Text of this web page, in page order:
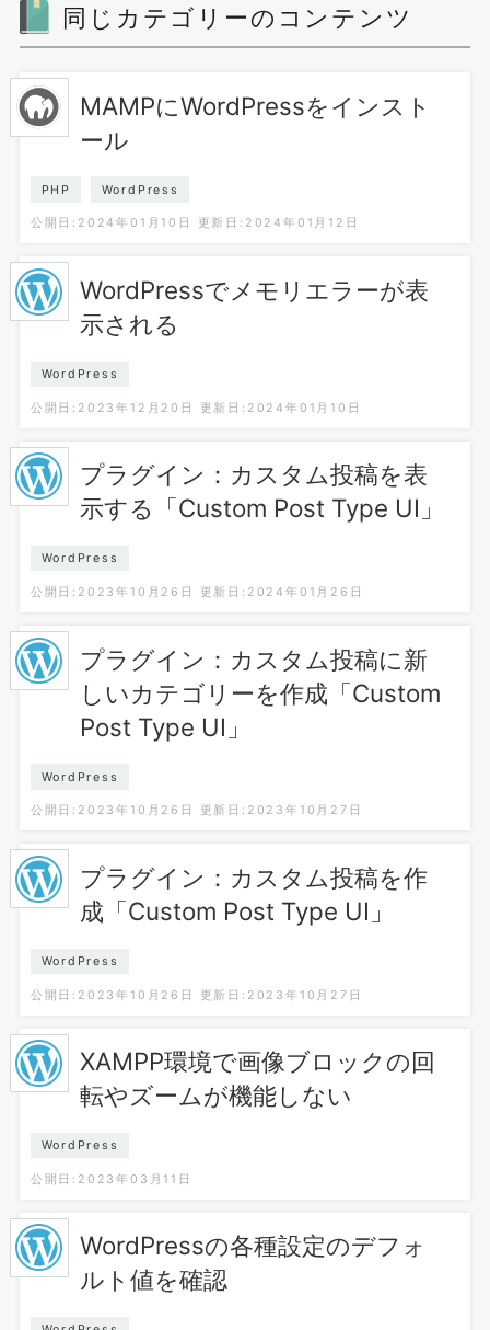
同じカテゴリーのコンテンツ
MAMPにWordPressをインスト
ール
PHP WordPress
公開日:2024年01月10日 更新日:2024年01月12日
WordPressでメモリエラーが表
示される
WordPress
公開日:2023年12月20日 更新日:2024年01月10日
プラグイン：カスタム投稿を表
示する「Custom Post Type UI」
WordPress
公開日:2023年10月26日 更新日:2024年01月26日
プラグイン：カスタム投稿に新
しいカテゴリーを作成「Custom
Post Type UI」
WordPress
公開日:2023年10月26日 更新日:2023年10月27日
プラグイン：カスタム投稿を作
成「Custom Post Type UI」
WordPress
公開日:2023年10月26日 更新日:2023年10月27日
XAMPP環境で画像ブロックの回
転やズームが機能しない
WordPress
公開日:2023年03月11日
WordPressの各種設定のデフォ
ルト値を確認